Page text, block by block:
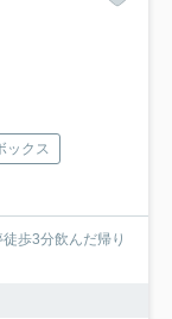
ックス
歩3分飲んだ帰り